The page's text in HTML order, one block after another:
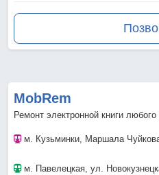
MobRem
Ремонт электронной книги
м. Кузьминки, Маршала
м. Павелецкая, ул.